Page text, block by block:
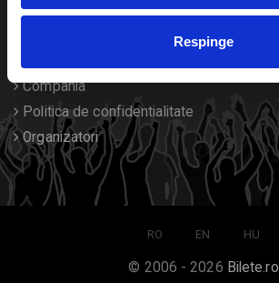
Respinge
Contact
Compania
Politica de confidentialitate
Organizatori
RO EN HU
© 2006 - 2026 Bilete.ro